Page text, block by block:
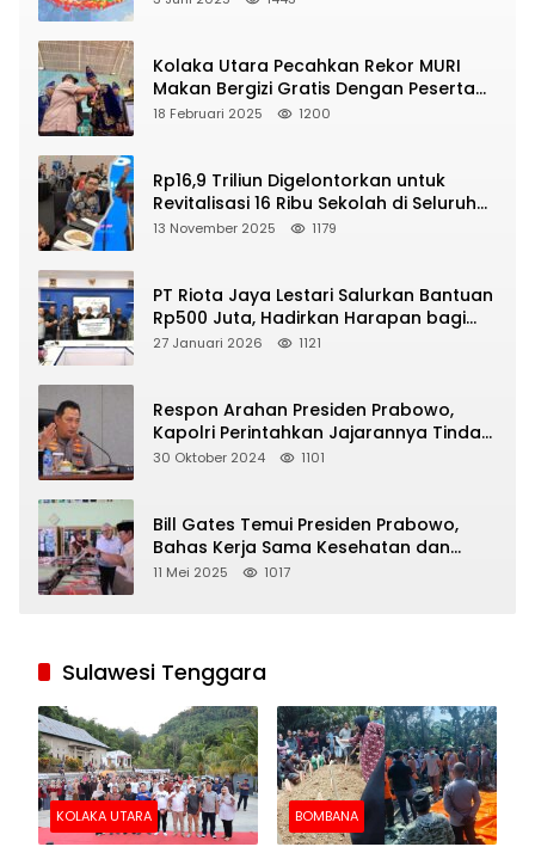
Kolaka Utara Pecahkan Rekor MURI
Makan Bergizi Gratis Dengan Peserta
Terbanyak
18 Februari 2025 1200
Rp16,9 Triliun Digelontorkan untuk
Revitalisasi 16 Ribu Sekolah di Seluruh
Indonesia
13 November 2025 1179
PT Riota Jaya Lestari Salurkan Bantuan
Rp500 Juta, Hadirkan Harapan bagi
Korban Bencana di Sumatera
27 Januari 2026 1121
Respon Arahan Presiden Prabowo,
Kapolri Perintahkan Jajarannya Tindak
Tegas Pelaku Judi Online
30 Oktober 2024 1101
Bill Gates Temui Presiden Prabowo,
Bahas Kerja Sama Kesehatan dan
Program Makan Bergizi Gratis
11 Mei 2025 1017
Sulawesi Tenggara
KOLAKA UTARA BOMBANA